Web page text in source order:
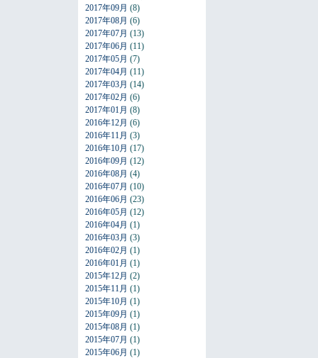
2017年09月 (8)
2017年08月 (6)
2017年07月 (13)
2017年06月 (11)
2017年05月 (7)
2017年04月 (11)
2017年03月 (14)
2017年02月 (6)
2017年01月 (8)
2016年12月 (6)
2016年11月 (3)
2016年10月 (17)
2016年09月 (12)
2016年08月 (4)
2016年07月 (10)
2016年06月 (23)
2016年05月 (12)
2016年04月 (1)
2016年03月 (3)
2016年02月 (1)
2016年01月 (1)
2015年12月 (2)
2015年11月 (1)
2015年10月 (1)
2015年09月 (1)
2015年08月 (1)
2015年07月 (1)
2015年06月 (1)